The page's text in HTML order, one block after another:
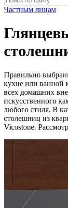
Частным лицам
Правильно
кухне или ванной
всех домашних
искусственного
любого стиля. В
столешниц из
Vicostone.